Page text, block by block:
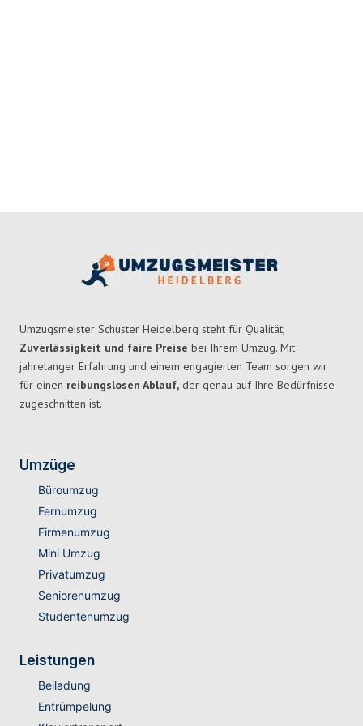
Umzugsmeister Schuster Heidelberg steht für Qualität,
Zuverlässigkeit und faire Preise bei Ihrem Umzug. Mit
jahrelanger Erfahrung und einem engagierten Team sorgen wir
für einen reibungslosen Ablauf, der genau auf Ihre Bedürfnisse
zugeschnitten ist.
Umzüge
Büroumzug
Fernumzug
Firmenumzug
Mini Umzug
Privatumzug
Seniorenumzug
Studentenumzug
Leistungen
Beiladung
Entrümpelung